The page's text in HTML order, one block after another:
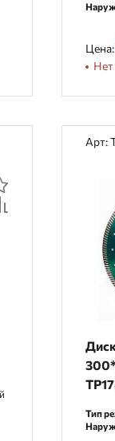
Цена:
Арт:
Тип